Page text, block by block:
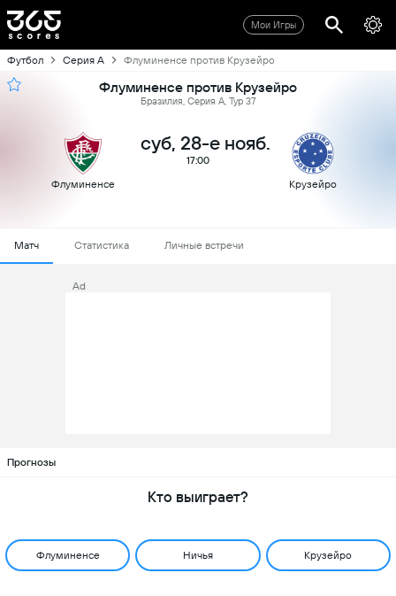
Мои Игры
Футбол Серия А Флуминенсе против Крузейро
Флуминенсе против Крузейро
Бразилия, Серия А, Тур 37
Флуминенсе
суб, 28-е нояб.
17:00
Крузейро
Матч Статистика Личные встречи
Ad
Прогнозы
Кто выиграет?
Флуминенсе Ничья Крузейро